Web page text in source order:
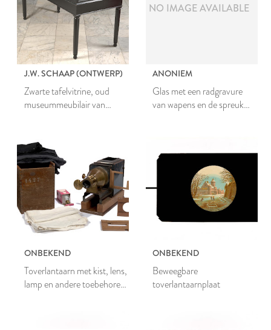
J.W. SCHAAP (ONTWERP)
Zwarte tafelvitrine, oud
museummeubilair van
NO IMAGE AVAILABLE
ANONIEM
Glas met een radgravure
van wapens en de spreuk
ONBEKEND
Toverlantaarn met kist, lens,
lamp en andere toebehoren
ONBEKEND
Beweegbare
toverlantaarnplaat